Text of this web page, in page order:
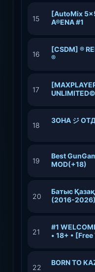
15
[AutoMix
A®ENA #1
16
[CSDM] ®
®
17
18
ЗОНА ジ
19
Best
MOD(+18)
20
Батыс
(2016-
21
#1
• 18+ • [Free
22
BORN TO